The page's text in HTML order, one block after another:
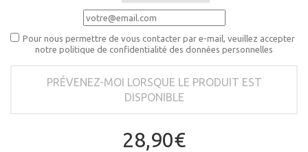
Pour nous permettre de vous contacter par e-mail, veuillez accepter
notre politique de confidentialité des données personnelles
PRÉVENEZ-MOI LORSQUE LE PRODUIT EST
DISPONIBLE
28,90€